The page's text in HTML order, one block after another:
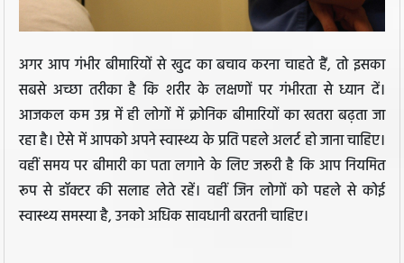
अगर आप गंभीर बीमारियों से खुद का बचाव करना चाहते हैं, तो इसका
सबसे अच्छा तरीका है कि शरीर के लक्षणों पर गंभीरता से ध्यान दें।
आजकल कम उम्र में ही लोगों में क्रोनिक बीमारियों का खतरा बढ़ता जा
रहा है। ऐसे में आपको अपने स्वास्थ्य के प्रति पहले अलर्ट हो जाना चाहिए।
वहीं समय पर बीमारी का पता लगाने के लिए जरूरी है कि आप नियमित
रूप से डॉक्टर की सलाह लेते रहें। वहीं जिन लोगों को पहले से कोई
स्वास्थ्य समस्या है, उनको अधिक सावधानी बरतनी चाहिए।